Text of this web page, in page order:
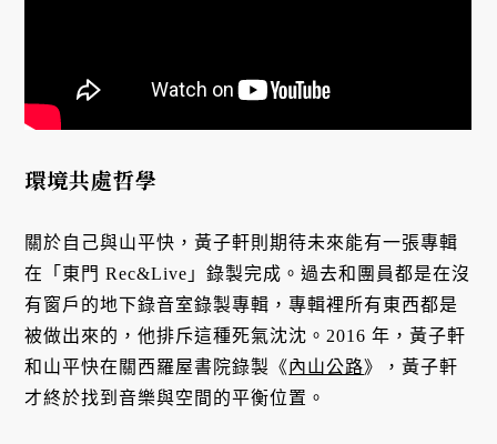
環境共處哲學
關於自己與山平快，黃子軒則期待未來能有一張專輯
在「東門 Rec&Live」錄製完成。過去和團員都是在沒
有窗戶的地下錄音室錄製專輯，專輯裡所有東西都是
被做出來的，他排斥這種死氣沈沈。2016 年，黃子軒
和山平快在關西羅屋書院錄製《內山公路》，黃子軒
才終於找到音樂與空間的平衡位置。